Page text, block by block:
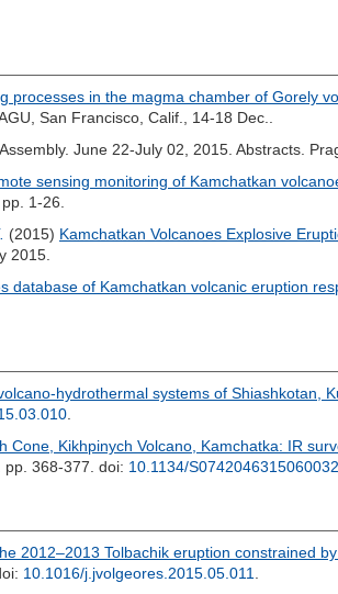
processes in the magma chamber of Gorely
San Francisco, Calif., 14-18 Dec..
June 22-July 02, 2015. Abstracts.
sensing monitoring of Kamchatkan
1-26.
(2015) Kamchatkan Volcanoes Explosive
2015.
database of Kamchatkan volcanic eruption
hydrothermal systems of Shiashkotan,
Cone, Kikhpinych Volcano, Kamchatka: IR
368-377. doi: 10.1134/S0742046315060032
2012–2013 Tolbachik eruption constrained
10.1016/j.jvolgeores.2015.05.011